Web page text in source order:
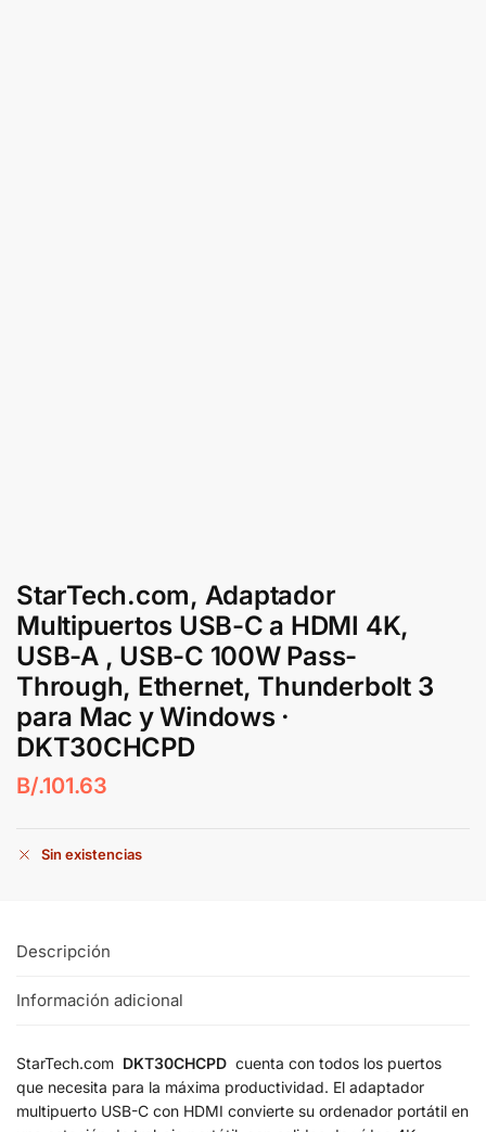
StarTech.com, Adaptador
Multipuertos USB-C a HDMI 4K,
USB-A , USB-C 100W Pass-
Through, Ethernet, Thunderbolt 3
para Mac y Windows ·
DKT30CHCPD
B/.101.63
Sin existencias
Descripción
Información adicional
StarTech.com DKT30CHCPD cuenta con todos los puertos
que necesita para la máxima productividad. El adaptador
multipuerto USB-C con HDMI convierte su ordenador portátil en